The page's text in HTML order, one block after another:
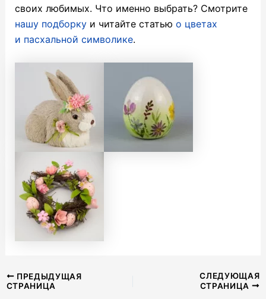
своих любимых. Что именно выбрать? Смотрите
нашу подборкуи читайте статью о цветах
и пасхальной символике.
Навигация
по
ПРЕДЫДУЩАЯ
СТРАНИЦА
СЛЕДУЮЩАЯ
СТРАНИЦА